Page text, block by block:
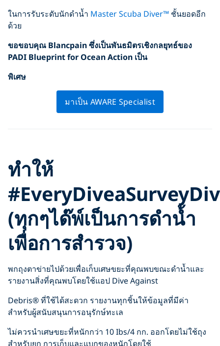
ในการรับระดับนักดำน้ำ Master Scuba Diver™ ชั้นยอดอีก
ด้วย
ขอขอบคุณ Blancpainซึ่งเป็นพันธมิตรเชิงกลยุทธ์ของ
PADI Blueprint for Ocean Action เป็น
พิเศษ
มาเป็น AWARE Specialist
ทำให้
(ทุกๆได๊พ์เป็นการดำน้ำ
เพื่อการสำรวจ)
พกถุงตาข่ายไปด้วยเพื่อเก็บเศษขยะที่คุณพบขณะดำน้ำและ
รายงานสิ่งที่คุณพบโดยใช้แอป Dive Against
Debris® ที่ใช้ได้สะดวก รายงานทุกชิ้นให้ข้อมูลที่มีค่า
สำหรับผู้สนับสนุนการอนุรักษ์ทะเล
ไม่ควรนำเศษขยะที่หนักกว่า 10 Ibs/4 กก. ออกโดยไม่ใช้ถุง
สำหรับยก การเก็บและแบกของหนักโดยใช้